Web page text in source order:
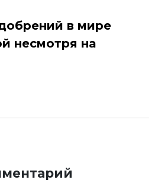
в мире
несмотря на